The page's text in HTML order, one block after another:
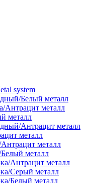
system
Белый металл
Антрацит металл
металл
Антрацит металл
металл
металл
металл
Антрацит металл
Серый металл
Белый металл